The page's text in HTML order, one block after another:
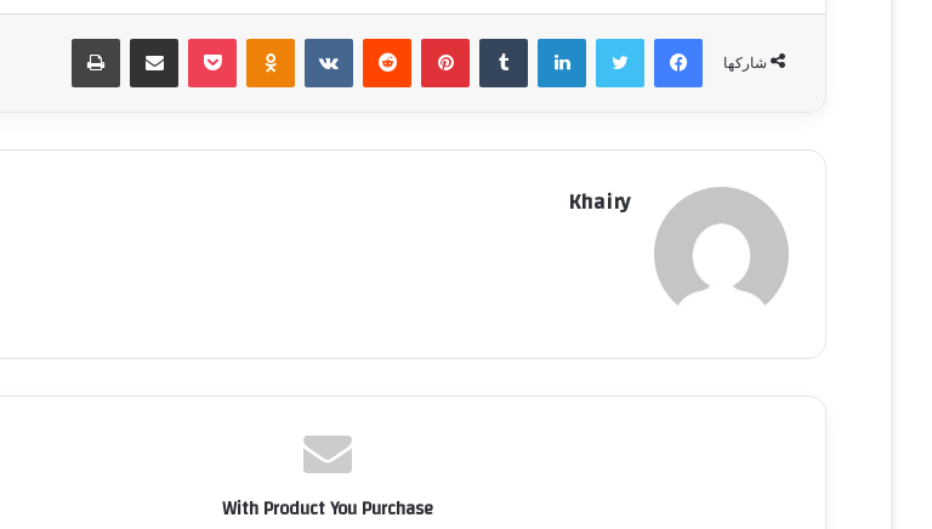
شاركها
فيسبوك تويتر لينكدإن ‏Tumblr بينتيريست ‏Reddit
‏VKontakte
Odnoklassniki بوكيت مشاركة عبر البريد طباعة
Khairy
With Product You Purchase